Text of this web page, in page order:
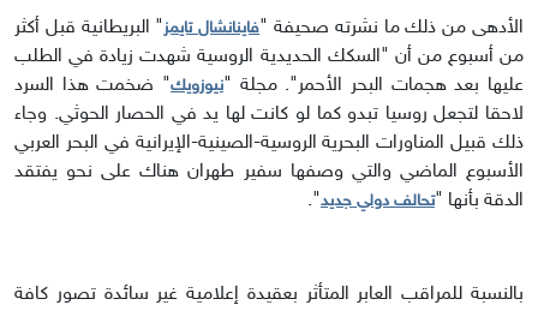
الأدهى من ذلك ما نشرته صحيفة "فاينانشال تايمز" البريطانية قبل أكثر
من أسبوع من أن "السكك الحديدية الروسية شهدت زيادة في الطلب
عليها بعد هجمات البحر الأحمر". مجلة "نيوزويك" ضخمت هذا السرد
لاحقا لتجعل روسيا تبدو كما لو كانت لها يد في الحصار الحوثي. وجاء
ذلك قبيل المناورات البحرية الروسية-الصينية-الإيرانية في البحر العربي
الأسبوع الماضي والتي وصفها سفير طهران هناك على نحو يفتقد
الدقة بأنها "تحالف دولي جديد".
بالنسبة للمراقب العابر المتأثر بعقيدة إعلامية غير سائدة تصور كافة